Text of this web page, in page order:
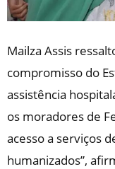
Mailza Assis
compromisso do
assistência
os moradores de
acesso a serviços
humanizados”,